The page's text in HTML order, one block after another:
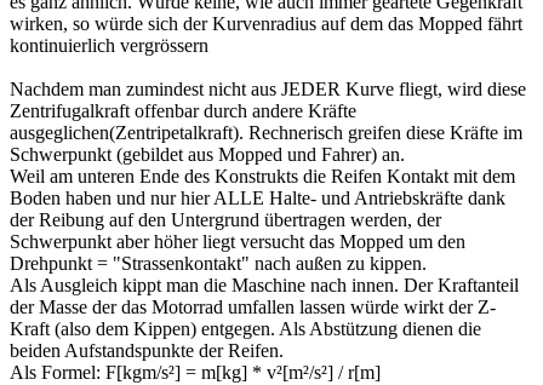
wirken, so würde sich der Kurvenradius auf dem das Mopped fährt
kontinuierlich vergrössern
Nachdem man zumindest nicht aus JEDER Kurve fliegt, wird diese
Zentrifugalkraft offenbar durch andere Kräfte
ausgeglichen(Zentripetalkraft). Rechnerisch greifen diese Kräfte im
Schwerpunkt (gebildet aus Mopped und Fahrer) an.
Weil am unteren Ende des Konstrukts die Reifen Kontakt mit dem
Boden haben und nur hier ALLE Halte- und Antriebskräfte dank
der Reibung auf den Untergrund übertragen werden, der
Schwerpunkt aber höher liegt versucht das Mopped um den
Drehpunkt = "Strassenkontakt" nach außen zu kippen.
Als Ausgleich kippt man die Maschine nach innen. Der Kraftanteil
der Masse der das Motorrad umfallen lassen würde wirkt der Z-
Kraft (also dem Kippen) entgegen. Als Abstützung dienen die
beiden Aufstandspunkte der Reifen.
Als Formel: F[kgm/s²] = m[kg] * v²[m²/s²] / r[m]